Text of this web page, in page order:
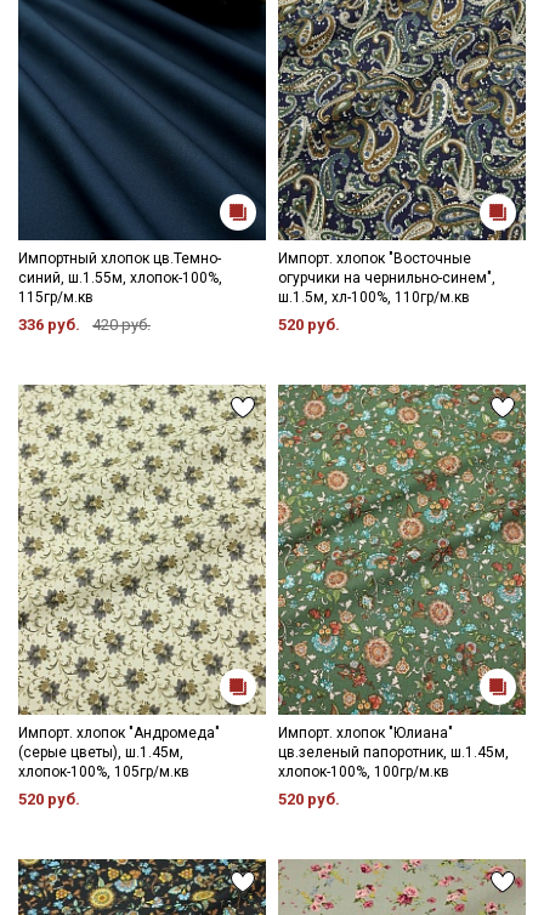
Импортный хлопок цв.Темно-
синий, ш.1.55м, хлопок-100%,
115гр/м.кв
336 руб. 420 руб.
Импорт. хлопок "Восточные
огурчики на чернильно-синем",
ш.1.5м, хл-100%, 110гр/м.кв
520 руб.
Импорт. хлопок "Андромеда"
(серые цветы), ш.1.45м,
хлопок-100%, 105гр/м.кв
520 руб.
Импорт. хлопок "Юлиана"
цв.зеленый папоротник, ш.1.45м,
хлопок-100%, 100гр/м.кв
520 руб.
Секретная рассылка от Купава
Мы публикуем здесь дополнительные